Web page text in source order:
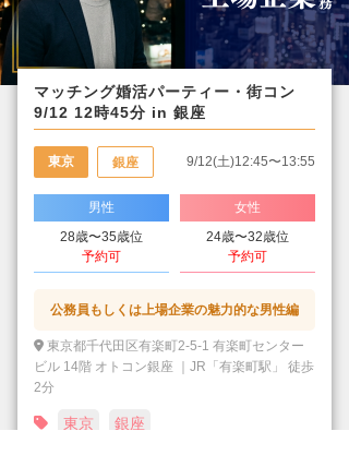
マッチング婚活パーティー・街コン
9/12 12時45分 in 銀座
東京 銀座 9/12(土)12:45〜13:55
男性
28歳〜35歳位
予約可
女性
24歳〜32歳位
予約可
公務員もしくは上場企業の魅力的な男性編
東京都千代田区有楽町2-5-1 有楽町センター
ビル 14階 オトコン銀座 ｜JR「有楽町駅」 徒歩
2分
東京 銀座